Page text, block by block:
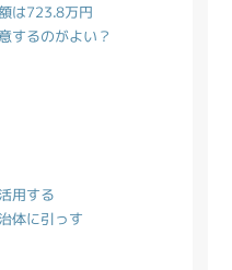
は723.8万円
するのがよい？
用する
体に引っす